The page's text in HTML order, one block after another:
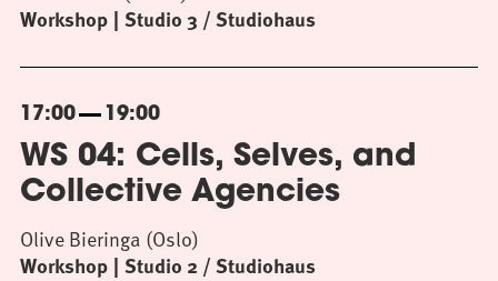
Workshop Studio 3 / Studiohaus
17:00 19:00
WS 04: Cells, Selves, and
Collective Agencies
Workshop Studio 2 / Studiohaus
Olive Bieringa (Oslo)